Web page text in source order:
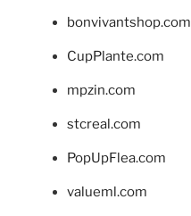
bonvivantshop.com
CupPlante.com
mpzin.com
stcreal.com
PopUpFlea.com
valueml.com